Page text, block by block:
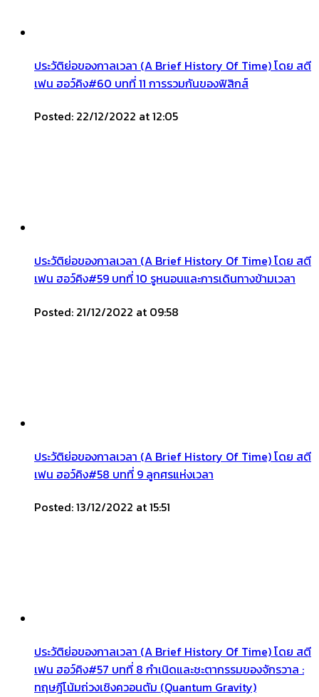
ประวัติย่อของกาลเวลา (A Brief History Of Time) โดย สตี
เฟน ฮอว์คิง#60 บทที่ 11 การรวมกันของฟิสิกส์
Posted: 22/12/2022 at 12:05
ประวัติย่อของกาลเวลา (A Brief History Of Time) โดย สตี
เฟน ฮอว์คิง#59 บทที่ 10 รูหนอนและการเดินทางข้ามเวลา
Posted: 21/12/2022 at 09:58
ประวัติย่อของกาลเวลา (A Brief History Of Time) โดย สตี
เฟน ฮอว์คิง#58 บทที่ 9 ลูกศรแห่งเวลา
Posted: 13/12/2022 at 15:51
ประวัติย่อของกาลเวลา (A Brief History Of Time) โดย สตี
เฟน ฮอว์คิง#57 บทที่ 8 กำเนิดและชะตากรรมของจักรวาล :
ทฤษฎีโน้มถ่วงเชิงควอนตัม (Quantum Gravity)